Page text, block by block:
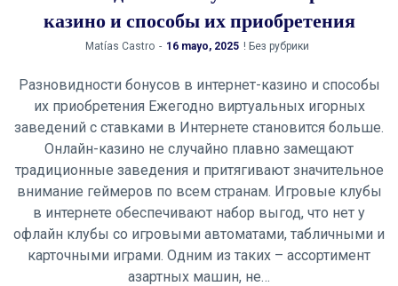
казино и способы их приобретения
by
Matías Castro 16 mayo, 2025 ! Без рубрики
Разновидности бонусов в интернет-казино и способы
их приобретения Ежегодно виртуальных игорных
заведений с ставками в Интернете становится больше.
Онлайн-казино не случайно плавно замещают
традиционные заведения и притягивают значительное
внимание геймеров по всем странам. Игровые клубы
в интернете обеспечивают набор выгод, что нет у
офлайн клубы со игровыми автоматами, табличными и
карточными играми. Одним из таких – ассортимент
азартных машин, не…